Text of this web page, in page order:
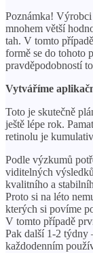
Poznámka! Výrobci
mnohem větší
tah. V tomto
formě se do tohoto
pravděpodobností
Vytváříme
Toto je skutečně
ještě lépe rok.
retinolu je
Podle výzkumů
viditelných
kvalitního a
Proto si na léto
kterých si povíme
V tomto případě
Pak další 1-2 týdny
každodenním